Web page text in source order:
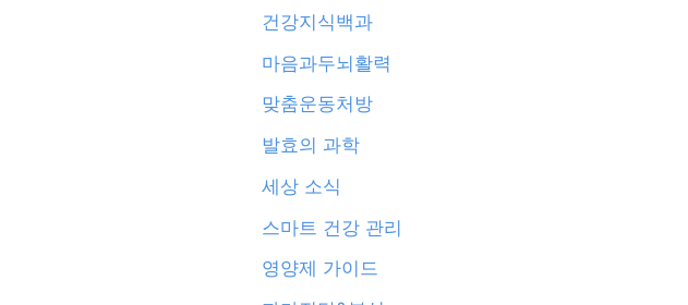
건강지식백과
마음과두뇌활력
맞춤운동처방
발효의 과학
세상 소식
스마트 건강 관리
영양제 가이드